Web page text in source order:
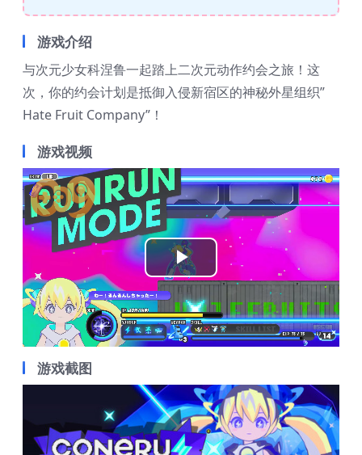
游戏介绍
与次元少女科涅鲁一起踏上二次元动作约会之旅！这
次，你的约会计划是抵御入侵新宿区的神秘外星组织”
Hate Fruit Company”！
游戏视频
Play
Video
游戏截图